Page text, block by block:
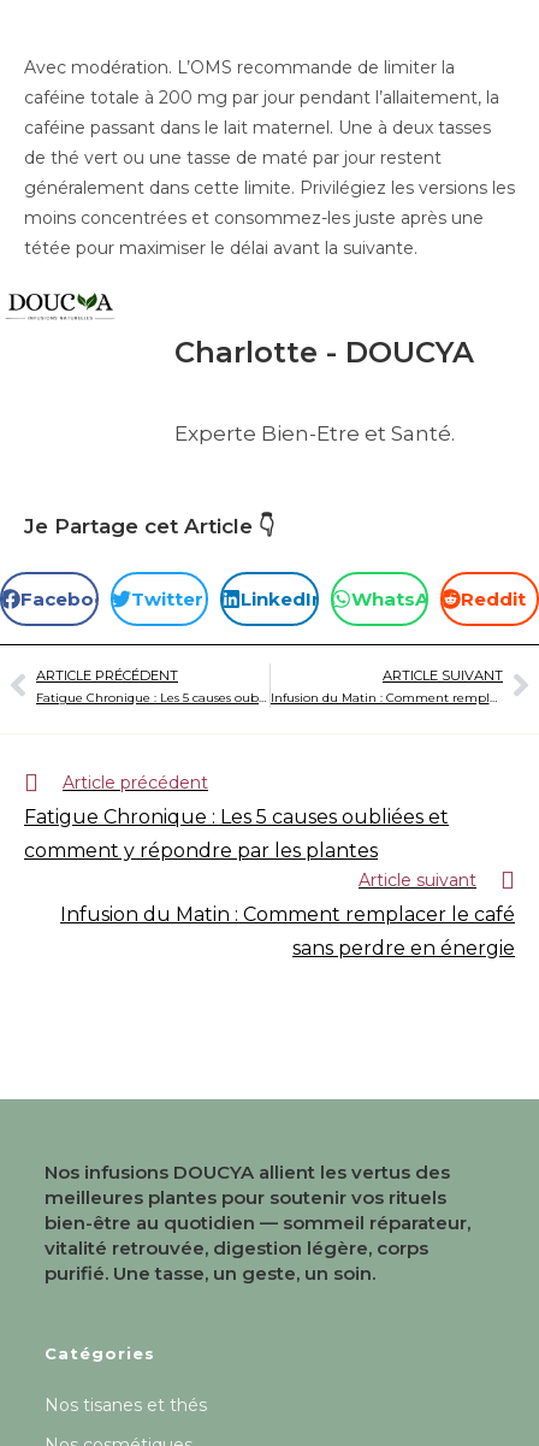
Avec modération. L’OMS recommande de limiter la
caféine totale à 200 mg par jour pendant l’allaitement, la
caféine passant dans le lait maternel. Une à deux tasses
de thé vert ou une tasse de maté par jour restent
généralement dans cette limite. Privilégiez les versions les
moins concentrées et consommez-les juste après une
tétée pour maximiser le délai avant la suivante.
Charlotte - DOUCYA
Experte Bien-Etre et Santé.
Je Partage cet Article 👇
Facebook Twitter LinkedIn WhatsApp Reddit
ARTICLE PRÉCÉDENT ARTICLE SUIVANT
Article précédent
Fatigue Chronique : Les 5 causes oubliées et
comment y répondre par les plantes
Article suivant
Infusion du Matin : Comment remplacer le café
sans perdre en énergie
Nos infusions DOUCYA allient les vertus des
meilleures plantes pour soutenir vos rituels
bien-être au quotidien — sommeil réparateur,
vitalité retrouvée, digestion légère, corps
purifié. Une tasse, un geste, un soin.
Catégories
Nos tisanes et thés